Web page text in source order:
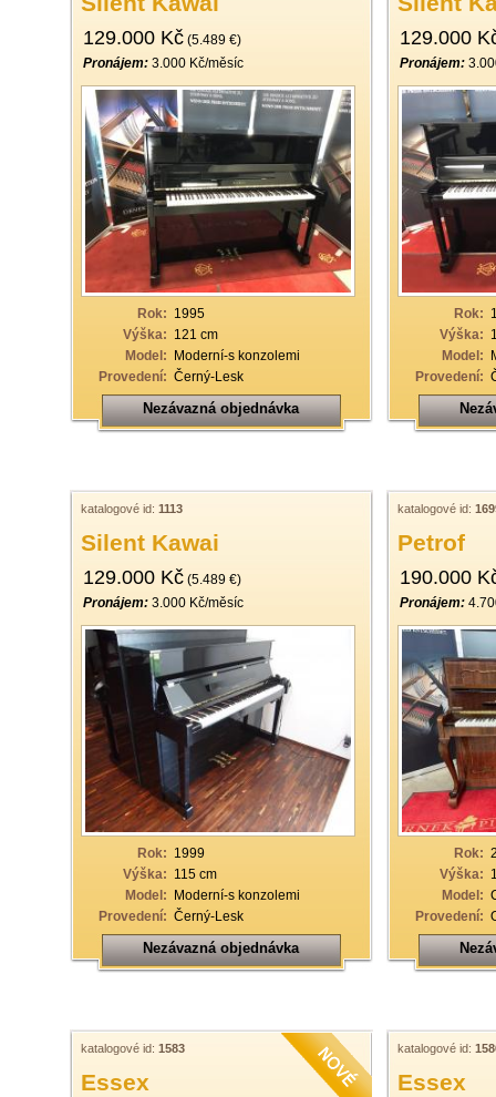
129.000 Kč (5.489 €)
Pronájem: 3.000 Kč/měsíc
Rok: 1995
Výška: 121 cm
Model: Moderní-s konzolemi
Provedení: Černý-Lesk
Nezávazná objednávka
129.000
Pronájem:
Rok:
Výška:
Model:
Provedení:
katalogové id: 1113
Silent Kawai
129.000 Kč (5.489 €)
Pronájem: 3.000 Kč/měsíc
Rok: 1999
Výška: 115 cm
Model: Moderní-s konzolemi
Provedení: Černý-Lesk
Nezávazná objednávka
katalogové id:
Petrof
190.000
Pronájem:
Rok:
Výška:
Model:
Provedení:
katalogové id: 1583
Essex
katalogové id:
Essex